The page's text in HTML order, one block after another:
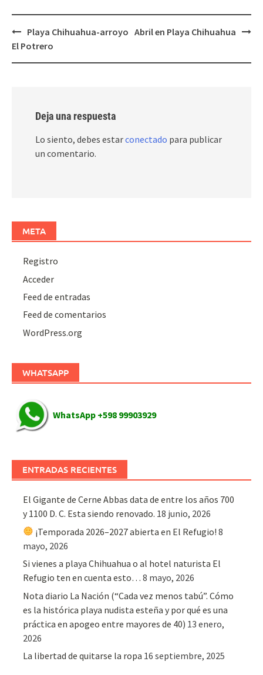
Post
navigation
Playa Chihuahua-arroyo
El Potrero
Abril en Playa Chihuahua
Deja una respuesta
Lo siento, debes estarconectado para publicar
un comentario.
META
Registro
Acceder
Feed de entradas
Feed de comentarios
WordPress.org
WHATSAPP
WhatsApp +598 99903929
ENTRADAS RECIENTES
El Gigante de Cerne Abbas data de entre los años 700
y 1100 D. C. Esta siendo renovado. 18 junio, 2026
¡Temporada 2026–2027 abierta en El Refugio! 8
mayo, 2026
Si vienes a playa Chihuahua o al hotel naturista El
Refugio ten en cuenta esto… 8 mayo, 2026
Nota diario La Nación (“Cada vez menos tabú”. Cómo
es la histórica playa nudista esteña y por qué es una
práctica en apogeo entre mayores de 40) 13 enero,
2026
La libertad de quitarse la ropa 16 septiembre, 2025